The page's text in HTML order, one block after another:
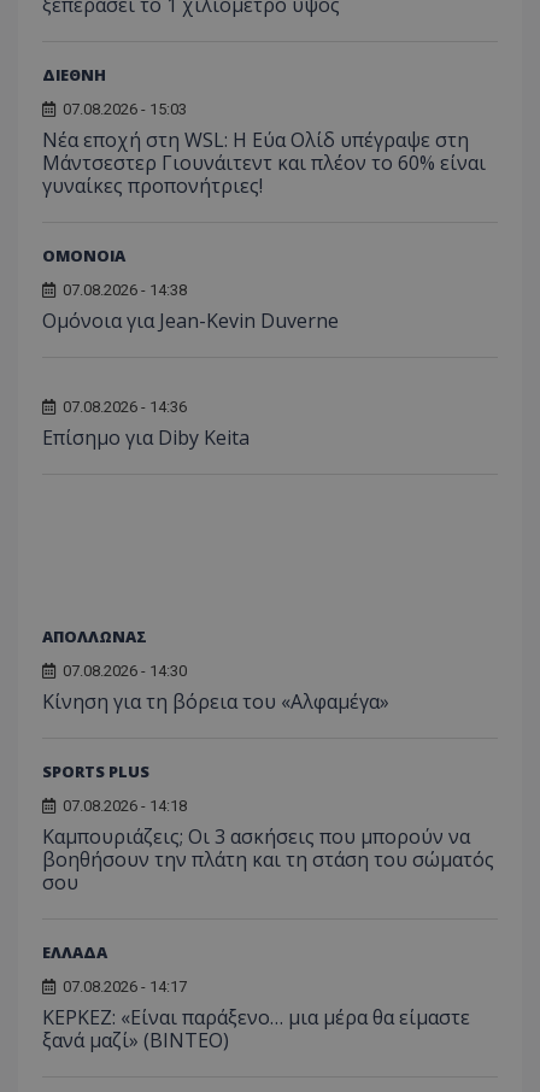
ΔΙΕΘΝΗ
07.08.2026 - 15:03
Νέα εποχή στη WSL: Η Εύα Ολίδ υπέγραψε στη
Μάντσεστερ Γιουνάιτεντ και πλέον το 60% είναι
γυναίκες προπονήτριες!
ΟΜΟΝΟΙΑ
07.08.2026 - 14:38
Ομόνοια για Jean-Kevin Duverne
07.08.2026 - 14:36
Επίσημο για Diby Keita
ΑΠΟΛΛΩΝΑΣ
07.08.2026 - 14:30
Κίνηση για τη βόρεια του «Αλφαμέγα»
SPORTS PLUS
07.08.2026 - 14:18
Καμπουριάζεις; Οι 3 ασκήσεις που μπορούν να
βοηθήσουν την πλάτη και τη στάση του σώματός
σου
ΕΛΛΑΔΑ
07.08.2026 - 14:17
ΚΕΡΚΕΖ: «Είναι παράξενο… μια μέρα θα είμαστε
ξανά μαζί» (BINTEO)